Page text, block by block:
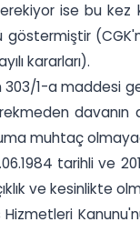
ise bu kez
kararları).
303/1-a maddesi
davanın
muhtaç
tarihli ve
ve kesinlikte
Hizmetleri